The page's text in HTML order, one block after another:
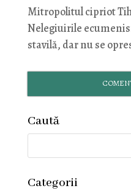
Mitropolitul cipriot
Nelegiuirile
stavilă, dar nu se
Caută
Categorii